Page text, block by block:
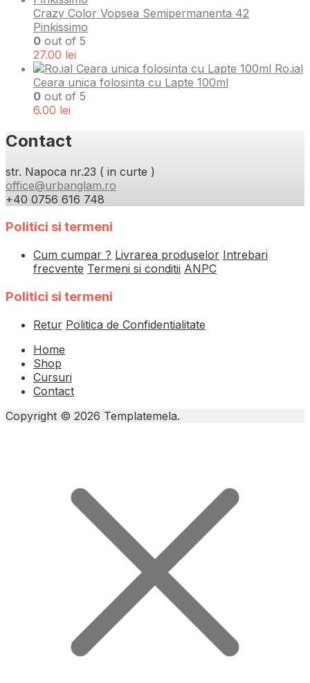
Crazy Color Vopsea Semipermanenta 42
Pinkissimo
0 out of 5
27.00 lei
Ro.ial
Ceara unica folosinta cu Lapte 100ml
0 out of 5
6.00 lei
Contact
str. Napoca nr.23 ( in curte )
office@urbanglam.ro
+40 0756 616 748
Politici si termeni
Cum cumpar ? Livrarea produselor Intrebari
frecvente Termeni si conditii ANPC
Politici si termeni
Retur Politica de Confidentialitate
Home
Shop
Cursuri
Contact
Copyright © 2026 Templatemela.